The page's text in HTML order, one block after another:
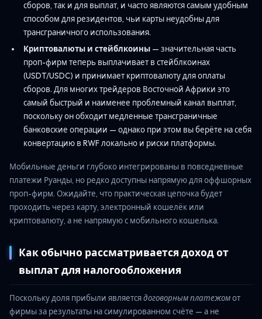
сборов, так и для выплат, и часто являются самым удобным
способом для резидентов, чьи карты неудобны для
трансграничного использования.
Криптовалюты и стейблкоины— значительная часть
проп-фирм теперь выплачивает в стейблкоинах
(USDT/USDC) и принимает криптовалюту для оплаты
сборов. Для многих трейдеров Восточной Африки это
самый быстрый и наименее проблемный канал выплат,
поскольку он обходит медленные трансграничные
банковские операции — однако при этом вы берёте на себя
конвертацию в RWF локально и риски платформы.
Мобильные деньги глубоко интегрированы в повседневные
платежи Руанды, но редко доступны напрямую для оффшорных
проп-фирм. Ожидайте, что практическая цепочка будет
проходить через карту, электронный кошелёк или
криптовалюту, а не напрямую с мобильного кошелька.
Как обычно рассматривается доход от
выплат для налогообложения
Поскольку доля прибыли являетсядоговорным платежомот
фирмы за результаты на симулированном счёте — а не